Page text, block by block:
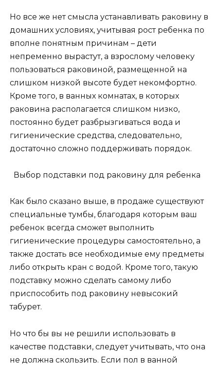
Но все же нет смысла устанавливать раковину в
домашних условиях, учитывая рост ребенка по
вполне понятным причинам – дети
непременно вырастут, а взрослому человеку
пользоваться раковиной, размещенной на
слишком низкой высоте будет некомфортно.
Кроме того, в ванных комнатах, в которых
раковина располагается слишком низко,
постоянно будет разбрызгиваться вода и
гигиенические средства, следовательно,
достаточно сложно поддерживать порядок.
Выбор подставки под раковину для ребенка
Как было сказано выше, в продаже существуют
специальные тумбы, благодаря которым ваш
ребенок всегда сможет выполнить
гигиенические процедуры самостоятельно, а
также достать все необходимые ему предметы
либо открыть кран с водой. Кроме того, такую
подставку можно сделать самому либо
приспособить под раковину невысокий
табурет.
Но что бы вы не решили использовать в
качестве подставки, следует учитывать, что она
не должна скользить. Если пол в ванной